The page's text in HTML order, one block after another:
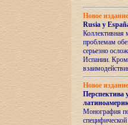
Новое
Rusia y
Коллективная
проблемам
серьезно
Испании.
Новое
Перспектива
Монография